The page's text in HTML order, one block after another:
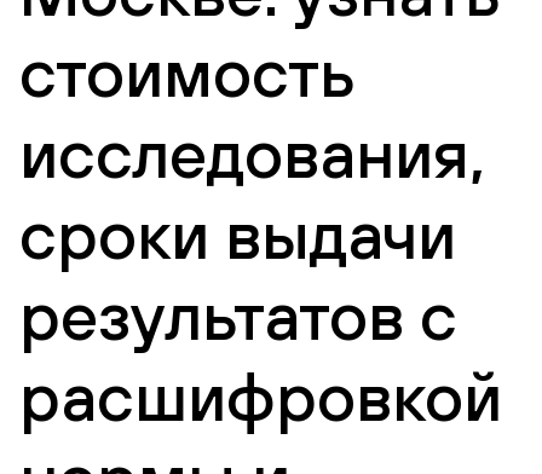
стоимость
исследования,
сроки выдачи
результатов с
расшифровкой